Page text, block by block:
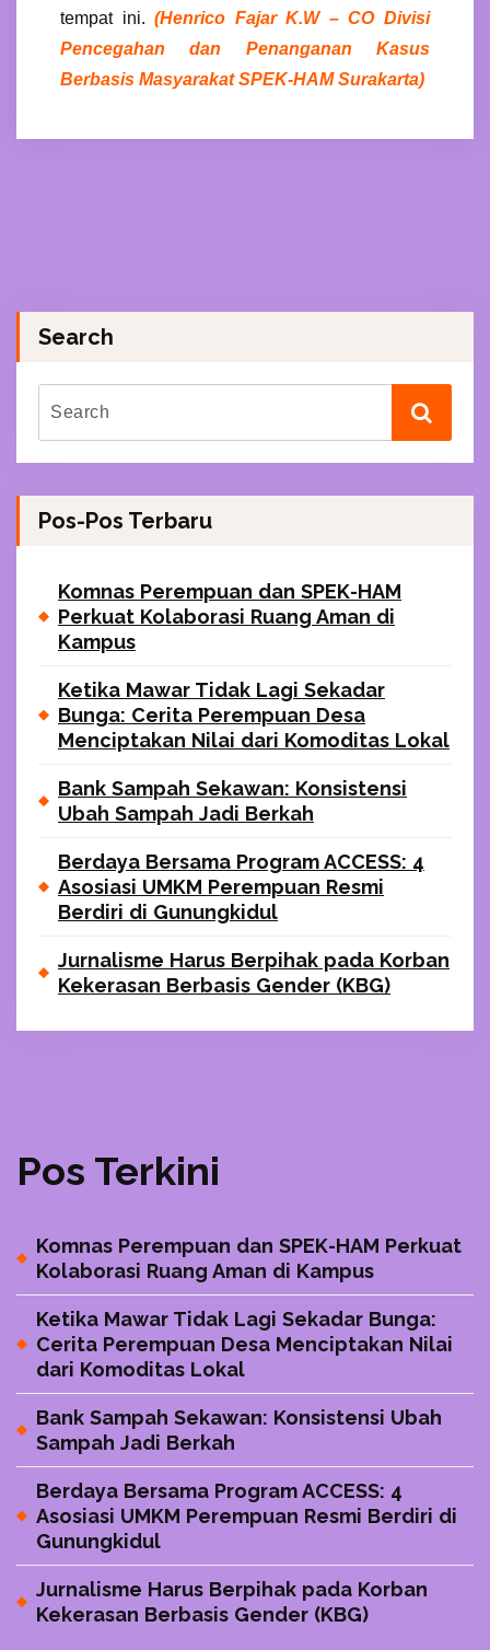
tempat ini.(Henrico Fajar K.W – CO Divisi
Pencegahan dan Penanganan Kasus
Berbasis Masyarakat SPEK-HAM Surakarta)
Search
Pos-Pos Terbaru
Komnas Perempuan dan SPEK-HAM
Perkuat Kolaborasi Ruang Aman di
Kampus
Ketika Mawar Tidak Lagi Sekadar
Bunga: Cerita Perempuan Desa
Menciptakan Nilai dari Komoditas Lokal
Bank Sampah Sekawan: Konsistensi
Ubah Sampah Jadi Berkah
Berdaya Bersama Program ACCESS: 4
Asosiasi UMKM Perempuan Resmi
Berdiri di Gunungkidul
Jurnalisme Harus Berpihak pada Korban
Kekerasan Berbasis Gender (KBG)
Pos Terkini
Komnas Perempuan dan SPEK-HAM Perkuat
Kolaborasi Ruang Aman di Kampus
Ketika Mawar Tidak Lagi Sekadar Bunga:
Cerita Perempuan Desa Menciptakan Nilai
dari Komoditas Lokal
Bank Sampah Sekawan: Konsistensi Ubah
Sampah Jadi Berkah
Berdaya Bersama Program ACCESS: 4
Asosiasi UMKM Perempuan Resmi Berdiri di
Gunungkidul
Jurnalisme Harus Berpihak pada Korban
Kekerasan Berbasis Gender (KBG)